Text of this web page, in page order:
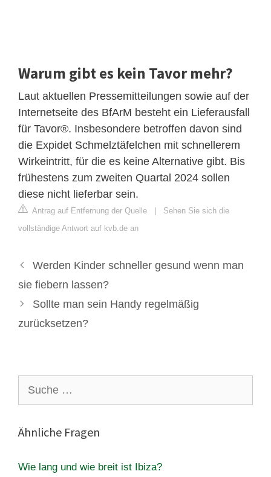
Warum gibt es kein Tavor mehr?
Laut aktuellen Pressemitteilungen sowie auf der
Internetseite des BfArM besteht ein Lieferausfall
für Tavor®. Insbesondere betroffen davon sind
die Expidet Schmelztäfelchen mit schnellerem
Wirkeintritt, für die es keine Alternative gibt. Bis
frühestens zum zweiten Quartal 2024 sollen
diese nicht lieferbar sein.
Antrag auf Entfernung der Quelle | Sehen Sie sich die
vollständige Antwort auf kvb.de an
Werden Kinder schneller gesund wenn man
sie fiebern lassen?
Sollte man sein Handy regelmäßig
zurücksetzen?
nach:
Ähnliche Fragen
Wie lang und wie breit ist Ibiza?